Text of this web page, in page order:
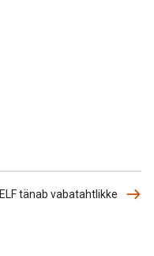
ELF tänab vabatahtlikke